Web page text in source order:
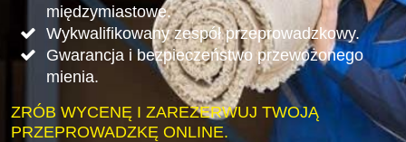
międzymiastowe.
Wykwalifikowany zespół przeprowadzkowy.
Gwarancja i bezpieczeństwo przewożonego
mienia.
ZRÓB WYCENĘ I ZAREZERWUJ TWOJĄ
PRZEPROWADZKĘ ONLINE.